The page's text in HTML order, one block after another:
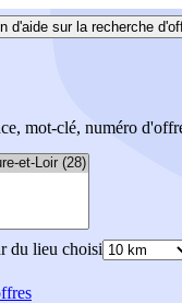
d'aide sur la recherche
mot-clé, numéro
du lieu choisi